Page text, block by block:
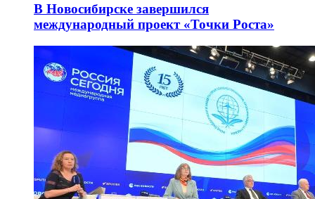
В Новосибирске завершился
международный проект «Точки Роста»